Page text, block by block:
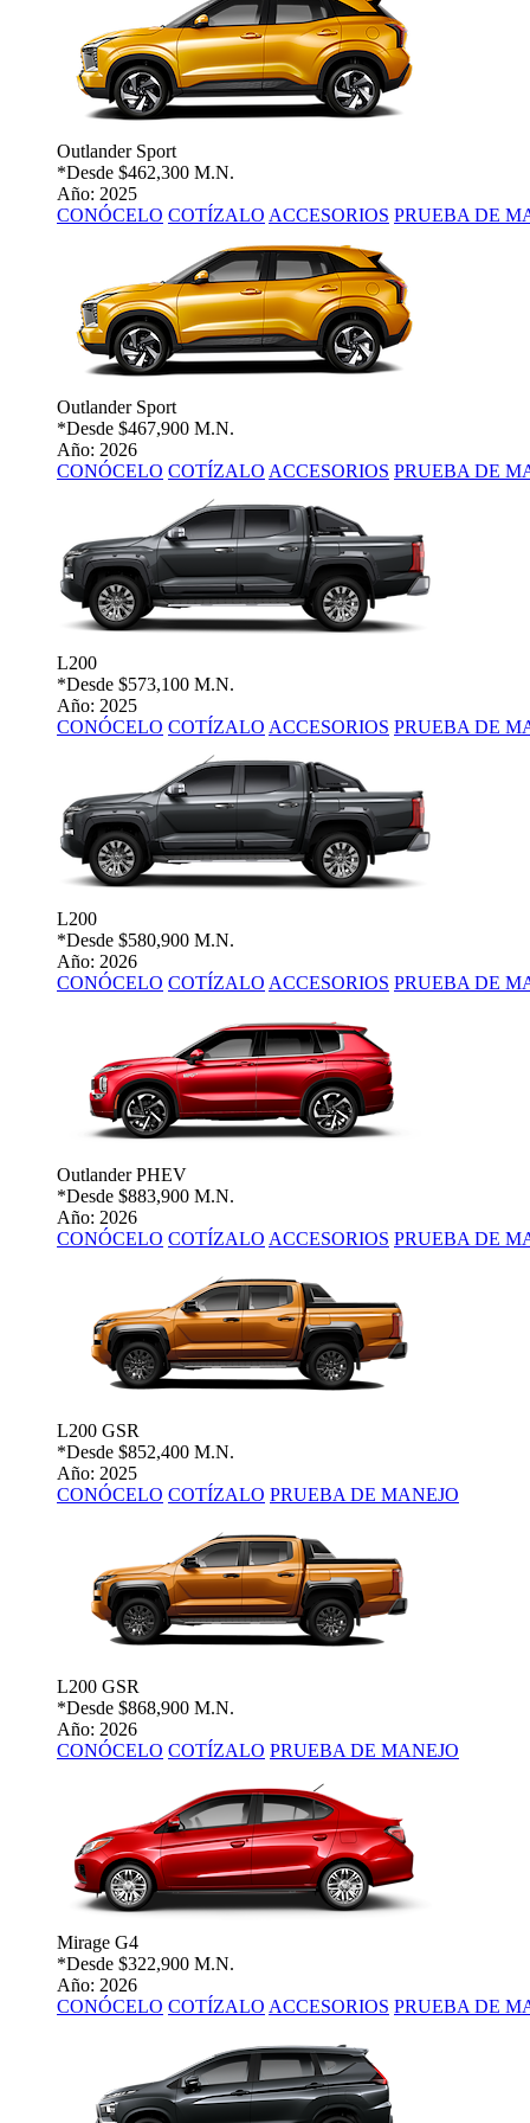
Outlander Sport
*Desde $462,300 M.N.
Año: 2025
CONÓCELO COTÍZALO ACCESORIOS PRUEBA DE
Outlander Sport
*Desde $467,900 M.N.
Año: 2026
CONÓCELO COTÍZALO ACCESORIOS PRUEBA DE
L200
*Desde $573,100 M.N.
Año: 2025
CONÓCELO COTÍZALO ACCESORIOS PRUEBA DE
L200
*Desde $580,900 M.N.
Año: 2026
CONÓCELO COTÍZALO ACCESORIOS PRUEBA DE
Outlander PHEV
*Desde $883,900 M.N.
Año: 2026
CONÓCELO COTÍZALO ACCESORIOS PRUEBA DE
L200 GSR
*Desde $852,400 M.N.
Año: 2025
CONÓCELO COTÍZALO PRUEBA DE MANEJO
L200 GSR
*Desde $868,900 M.N.
Año: 2026
CONÓCELO COTÍZALO PRUEBA DE MANEJO
Mirage G4
*Desde $322,900 M.N.
Año: 2026
CONÓCELO COTÍZALO ACCESORIOS PRUEBA DE